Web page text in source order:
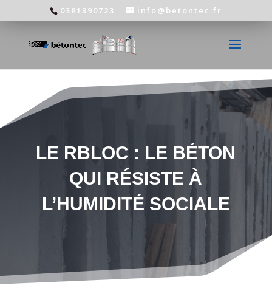
0381390723 info@betontec.fr
LE RBLOC : LE BÉTON
QUI RÉSISTE À
L’HUMIDITÉ SOCIALE